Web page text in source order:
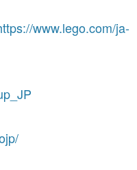
www.lego.com/ja-